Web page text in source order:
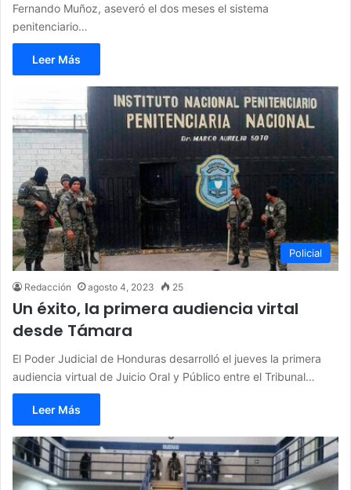
Fernando Muñoz, aseveró el dos meses el sistema
penitenciario…
Leer Más
Policial
Redacción agosto 4, 2023 25
Un éxito, la primera audiencia virtal
desde Támara
El Poder Judicial de Honduras desarrolló el jueves la primera
audiencia virtual de Juicio Oral y Público entre el Tribunal…
Leer Más